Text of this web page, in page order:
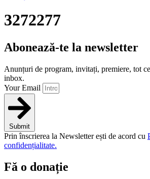
3272277
Abonează-te la newsletter
Anunțuri de program, invitați, premiere, tot
inbox.
Your Email
Submit
Prin înscrierea la Newsletter ești de acord cu
confidențialitate.
Fă o donație